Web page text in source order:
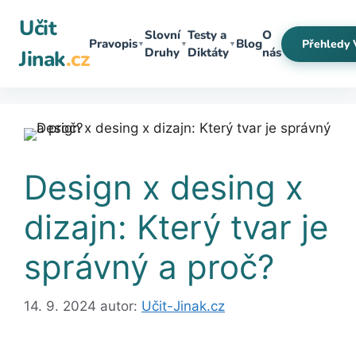
obsah
Učit
Jinak.cz
Pravopis▼
Slovní
Druhy
▼
Testy a
Diktáty
▼ Blog
O
nás
Přehledy
Design x desing x
dizajn: Který tvar je
správný a proč?
14. 9. 2024 autor: Učit-Jinak.cz